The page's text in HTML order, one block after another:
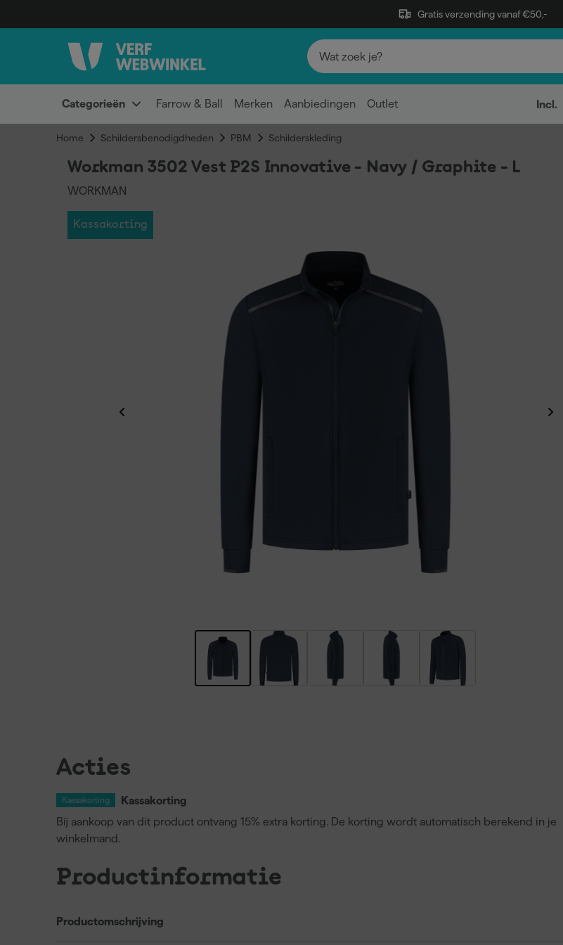
Gratis verzending vanaf €50,-
Categorieën Farrow & Ball Merken Aanbiedingen Outlet Incl.
Home Schildersbenodigdheden PBM Schilderskleding
Workman 3502 Vest P2S Innovative - Navy / Graphite - L
WORKMAN
Kassakorting
Acties
Kassakorting
Kassakorting
Bij aankoop van dit product ontvang 15% extra korting. De korting wordt automatisch berekend in je
winkelmand.
Productinformatie
Productomschrijving